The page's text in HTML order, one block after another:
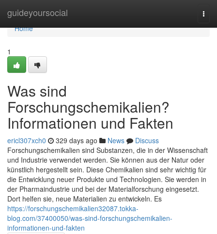
guideyoursocial
Home
Home
1
Was sind
Forschungschemikalien?
Informationen und Fakten
ericl307xch0 329 days ago News
Discuss
Forschungschemikalien sind Substanzen, die in der Wissenschaft
und Industrie verwendet werden. Sie können aus der Natur oder
künstlich hergestellt sein. Diese Chemikalien sind sehr wichtig für
die Entwicklung neuer Produkte und Technologien. Sie werden in
der Pharmaindustrie und bei der Materialforschung eingesetzt.
Dort helfen sie, neue Materialien zu entwickeln. Es
https://forschungschemikalien32087.tokka-
blog.com/37400050/was-sind-forschungschemikalien-
informationen-und-fakten